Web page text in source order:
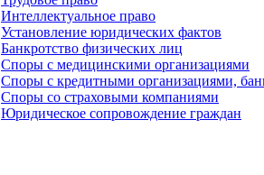
Интеллектуальное право
Установление юридических фактов
Банкротство физических лиц
Споры с медицинскими организациями
Споры с кредитными организациями,
Споры со страховыми компаниями
Юридическое сопровождение граждан